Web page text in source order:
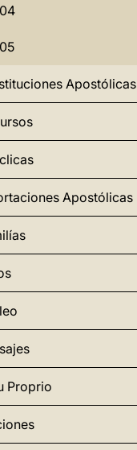
Apostólicas
Apostólicas
Proprio